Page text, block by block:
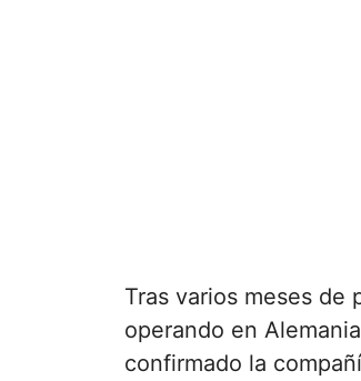
Tras varios meses de
operando en
confirmado la